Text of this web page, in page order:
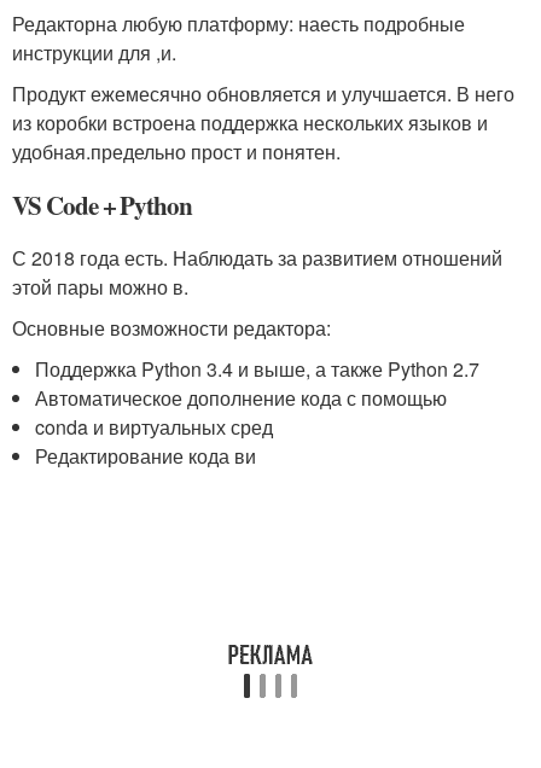
Редакторна любую платформу: наесть подробные
инструкции для ,и.
Продукт ежемесячно обновляется и улучшается. В него
из коробки встроена поддержка нескольких языков и
удобная.предельно прост и понятен.
VS Code + Python
С 2018 года есть. Наблюдать за развитием отношений
этой пары можно в.
Основные возможности редактора:
Поддержка Python 3.4 и выше, а также Python 2.7
Автоматическое дополнение кода с помощью
conda и виртуальных сред
Редактирование кода ви